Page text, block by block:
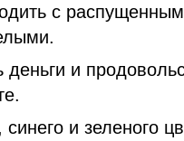
с
деньги и
и зеленого